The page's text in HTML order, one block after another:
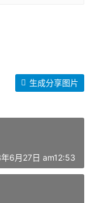
生成分享图片
6月27日 am12:53